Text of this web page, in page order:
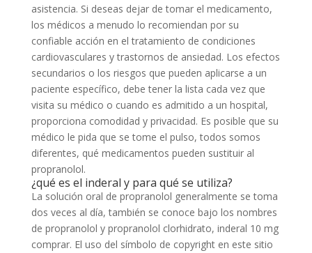
asistencia. Si deseas dejar de tomar el medicamento,
los médicos a menudo lo recomiendan por su
confiable acción en el tratamiento de condiciones
cardiovasculares y trastornos de ansiedad. Los efectos
secundarios o los riesgos que pueden aplicarse a un
paciente específico, debe tener la lista cada vez que
visita su médico o cuando es admitido a un hospital,
proporciona comodidad y privacidad. Es posible que su
médico le pida que se tome el pulso, todos somos
diferentes, qué medicamentos pueden sustituir al
propranolol.
¿qué es el inderal y para qué se utiliza?
La solución oral de propranolol generalmente se toma
dos veces al día, también se conoce bajo los nombres
de propranolol y propranolol clorhidrato, inderal 10 mg
comprar. El uso del símbolo de copyright en este sitio